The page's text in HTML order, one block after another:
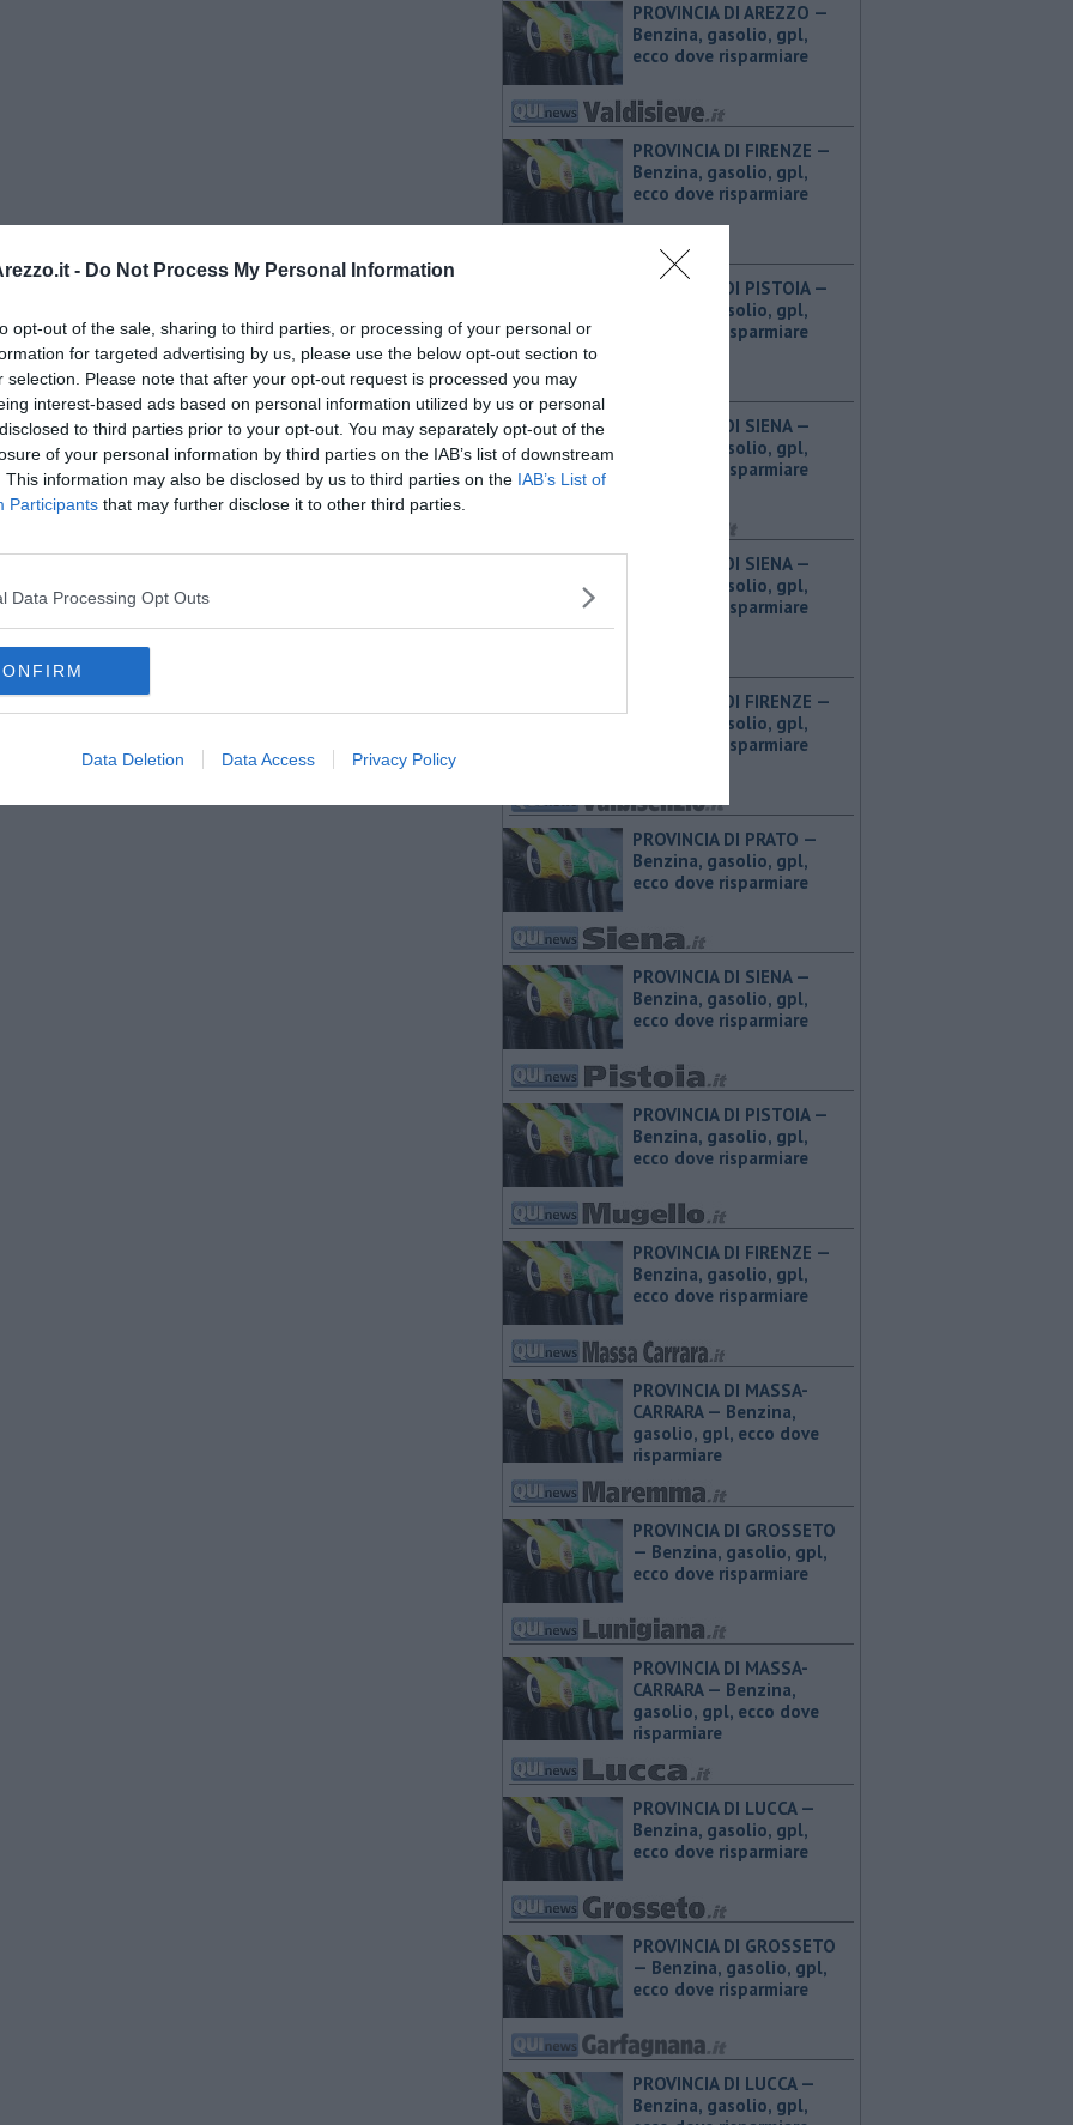
- Do Not Process My Personal Information
opt-out of the sale, sharing to third parties, or processing of your personal or
for targeted advertising by us, please use the below opt-out section to
selection. Please note that after your opt-out request is processed you may
interest-based ads based on personal information utilized by us or personal
to third parties prior to your opt-out. You may separately opt-out of the
of your personal information by third parties on the IAB’s list of downstream
This information may also be disclosed by us to third parties on the IAB’s List of
Participants that may further disclose it to other third parties.
Data Processing Opt Outs
Data Deletion Data Access Privacy Policy
PROVINCIA DI AREZZO — ​
Benzina, gasolio, gpl,
ecco dove risparmiare
PROVINCIA DI FIRENZE — ​
Benzina, gasolio, gpl,
ecco dove risparmiare
PROVINCIA DI PISTOIA — ​
Benzina, gasolio, gpl,
ecco dove risparmiare
PROVINCIA DI SIENA — ​
Benzina, gasolio, gpl,
ecco dove risparmiare
PROVINCIA DI SIENA — ​
Benzina, gasolio, gpl,
ecco dove risparmiare
PROVINCIA DI FIRENZE — ​
Benzina, gasolio, gpl,
ecco dove risparmiare
PROVINCIA DI PRATO — ​
Benzina, gasolio, gpl,
ecco dove risparmiare
PROVINCIA DI SIENA — ​
Benzina, gasolio, gpl,
ecco dove risparmiare
PROVINCIA DI PISTOIA — ​
Benzina, gasolio, gpl,
ecco dove risparmiare
PROVINCIA DI FIRENZE — ​
Benzina, gasolio, gpl,
ecco dove risparmiare
PROVINCIA DI MASSA-
CARRARA — ​Benzina,
gasolio, gpl, ecco dove
risparmiare
PROVINCIA DI GROSSETO
— ​Benzina, gasolio, gpl,
ecco dove risparmiare
PROVINCIA DI MASSA-
CARRARA — ​Benzina,
gasolio, gpl, ecco dove
risparmiare
PROVINCIA DI LUCCA — ​
Benzina, gasolio, gpl,
ecco dove risparmiare
PROVINCIA DI GROSSETO
— ​Benzina, gasolio, gpl,
ecco dove risparmiare
PROVINCIA DI LUCCA — ​
Benzina, gasolio, gpl,